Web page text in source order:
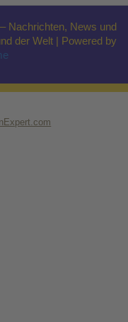
Nachrichten, News und
der Welt | Powered by